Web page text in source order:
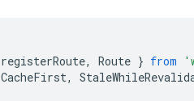
registerRoute, Route } from
CacheFirst,